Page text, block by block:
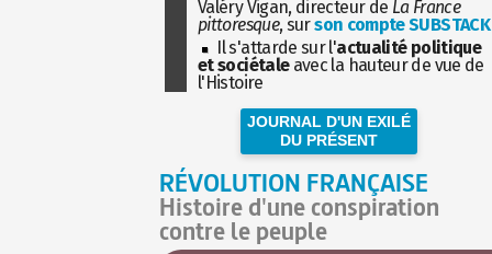
Valéry Vigan, directeur de La France
pittoresque, surson compte SUBSTACK
Il s'attarde sur l'actualité politique
et sociétaleavec la hauteur de vue de
l'Histoire
JOURNAL D'UN EXILÉ
DU PRÉSENT
RÉVOLUTION FRANÇAISE
Histoire d'une conspiration
contre le peuple